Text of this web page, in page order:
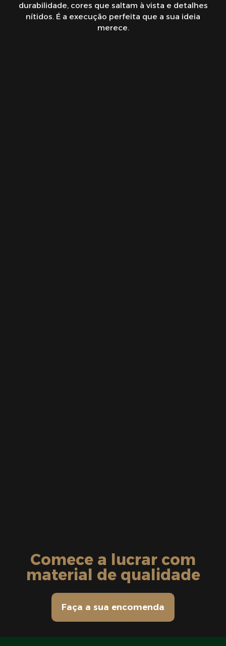
durabilidade, cores que saltam à vista e detalhes
nítidos. É a execução perfeita que a sua ideia
merece.
Comece a lucrar com
material de qualidade
Faça a sua encomenda